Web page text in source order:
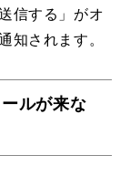
信する」がオ
知されます。
ルが来な